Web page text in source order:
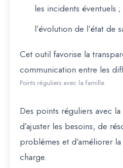
les incidents éventuels ;
l’évolution de l’état de
Cet outil favorise la
communication entre les
Points réguliers avec la famille
Des points réguliers avec
d’ajuster les besoins, de
problèmes et d’améliorer
charge.